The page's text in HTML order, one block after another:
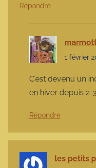
Répondre
1 février
C’est devenu un
en hiver depuis 2-
Répondre
les petits